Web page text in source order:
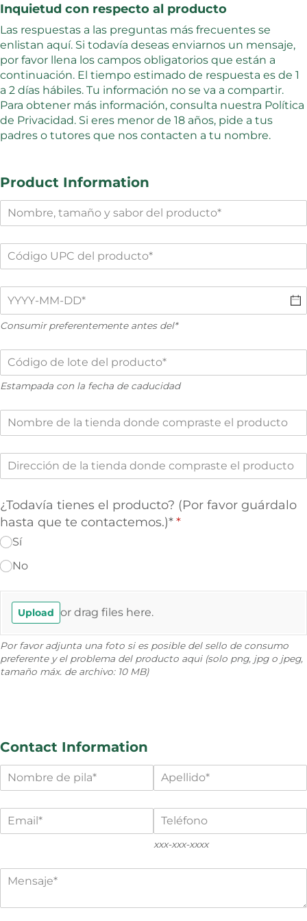
Inquietud con respecto al producto
Las respuestas a las preguntas más frecuentes se
enlistan aquí. Si todavía deseas enviarnos un mensaje,
por favor llena los campos obligatorios que están a
continuación. El tiempo estimado de respuesta es de 1
a 2 días hábiles. Tu información no se va a compartir.
Para obtener más información, consulta nuestra Política
de Privacidad. Si eres menor de 18 años, pide a tus
padres o tutores que nos contacten a tu nombre.
Product Information
Product Name, Size and Flavor*
(required)
Product Bar Code*
(required)
Best before date
Consumir preferentemente antes del*
Product Lot Code *
(required)
Estampada con la fecha de caducidad
Name of store where purchased
Address of store where purchased
¿Todavía tienes el producto? (Por favor guárdalo
hasta que te contactemos.)**
(required)
Sí
No
Product Photo
Upload or drag files here.
Por favor adjunta una foto si es posible del sello de consumo
preferente y el problema del producto aqui (solo png, jpg o jpeg,
tamaño máx. de archivo: 10 MB)
Contact Information
First Name *
(required) Last Name
Email *
(required) Phone *
(required)
xxx-xxx-xxxx
Message*
(required)